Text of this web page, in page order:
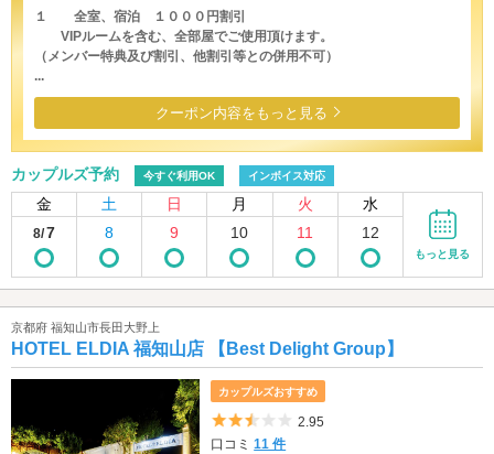
１ 全室、宿泊 １０００円割引
VIPルームを含む、全部屋でご使用頂けます。
（メンバー特典及び割引、他割引等との併用不可）
...
クーポン内容をもっと見る
カップルズ予約 今すぐ利用OK インボイス対応
金 土 日 月 火 水
8/7 8 9 10 11 12
もっと見る
京都府 福知山市長田大野上
HOTEL ELDIA 福知山店 【Best Delight Group】
カップルズおすすめ
5つ星のうち2.5
2.95
口コミ11 件